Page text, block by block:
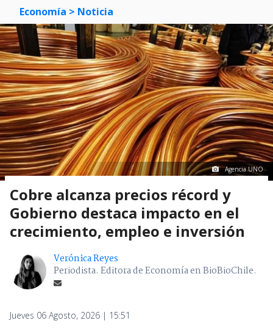
Economía > Noticia
Agencia UNO
Cobre alcanza precios récord y
Gobierno destaca impacto en el
crecimiento, empleo e inversión
Verónica Reyes
Periodista. Editora de Economía en BioBioChile.
Jueves 06 Agosto, 2026 | 15:51